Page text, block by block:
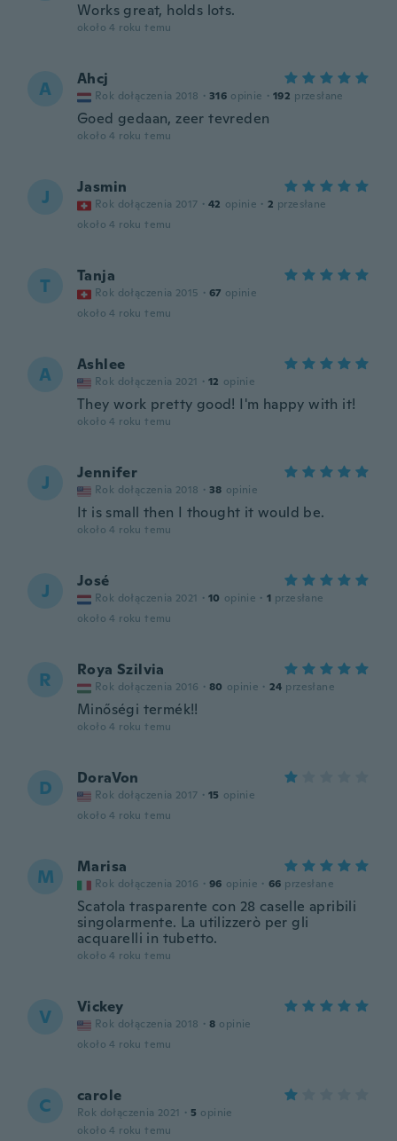
Works great, holds lots.
około 4 roku temu
A Ahcj
Rok dołączenia 2018 · 316 opinie · 192 przesłane
Goed gedaan, zeer tevreden
około 4 roku temu
J Jasmin
Rok dołączenia 2017 · 42 opinie · 2 przesłane
około 4 roku temu
T Tanja
Rok dołączenia 2015 · 67 opinie
około 4 roku temu
A Ashlee
Rok dołączenia 2021 · 12 opinie
They work pretty good! I'm happy with it!
około 4 roku temu
J Jennifer
Rok dołączenia 2018 · 38 opinie
It is small then I thought it would be.
około 4 roku temu
J José
Rok dołączenia 2021 · 10 opinie · 1 przesłane
około 4 roku temu
R Roya Szilvia
Rok dołączenia 2016 · 80 opinie · 24 przesłane
Minőségi termék!!
około 4 roku temu
D DoraVon
Rok dołączenia 2017 · 15 opinie
około 4 roku temu
M Marisa
Rok dołączenia 2016 · 96 opinie · 66 przesłane
Scatola trasparente con 28 caselle apribili
singolarmente. La utilizzerò per gli
acquarelli in tubetto.
około 4 roku temu
V Vickey
Rok dołączenia 2018 · 8 opinie
około 4 roku temu
C carole
Rok dołączenia 2021 · 5 opinie
około 4 roku temu